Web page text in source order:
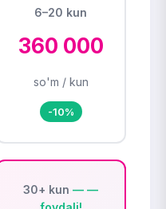
6–20 kun
360 000
so'm / kun
-10%
30+ kun